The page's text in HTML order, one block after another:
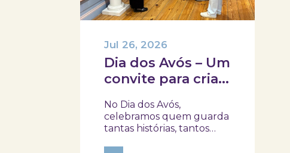
Dia dos Avós – Um
convite para criar
família!
Jul 26, 2026
No Dia dos Avós,
celebramos quem guarda
tantas histórias, tantos